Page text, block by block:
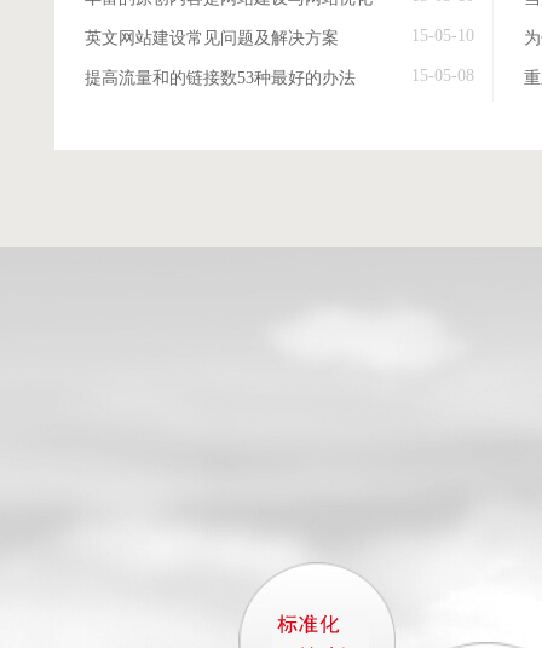
英文网站建设常见问题及解决方案 15-05-10
提高流量和的链接数53种最好的办法 15-05-08